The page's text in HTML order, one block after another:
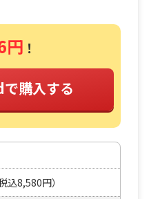
円 ！
購入する
税込8,580円）